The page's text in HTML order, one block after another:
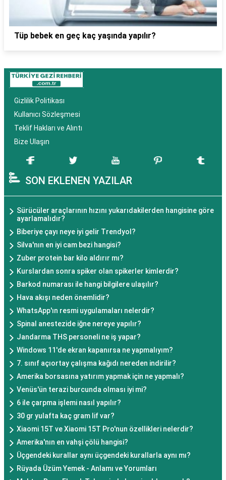
Tüp bebek en geç kaç yaşında yapılır?
Gizlilik Politikası
Kullanıcı Sözleşmesi
Teklif Hakları ve Alıntı
Bize Ulaşın
SON EKLENEN YAZILAR
Sürücüler araçlarının hızını yukarıdakilerden hangisine göre
ayarlamalıdır?
Biberiye çayı neye iyi gelir Trendyol?
Silva'nın en iyi cam bezi hangisi?
Zuber protein bar kilo aldırır mı?
Kurslardan sonra spiker olan spikerler kimlerdir?
Barkod numarası ile hangi bilgilere ulaşılır?
Hava akışı neden önemlidir?
WhatsApp'ın resmi uygulamaları nelerdir?
Spinal anestezide iğne nereye yapılır?
Jandarma THS personeli ne iş yapar?
Windows 11'de ekran kapanırsa ne yapmalıyım?
7. sınıf açıortay çalışma kağıdı nereden indirilir?
Amerika borsasına yatırım yapmak için ne yapmalı?
Venüs'ün terazi burcunda olması iyi mi?
6 ile çarpma işlemi nasıl yapılır?
30 gr yulafta kaç gram lif var?
Xiaomi 15T ve Xiaomi 15T Pro'nun özellikleri nelerdir?
Amerika'nın en vahşi çölü hangisi?
Üçgendeki kurallar aynı üçgendeki kurallarla aynı mı?
Rüyada Üzüm Yemek - Anlamı ve Yorumları